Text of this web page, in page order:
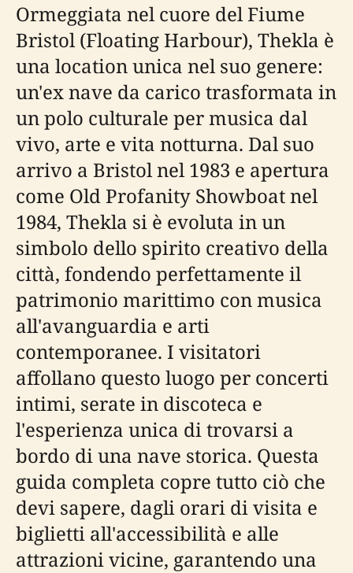
Ormeggiata nel cuore del Fiume
Bristol (Floating Harbour), Thekla è
una location unica nel suo genere:
un'ex nave da carico trasformata in
un polo culturale per musica dal
vivo, arte e vita notturna. Dal suo
arrivo a Bristol nel 1983 e apertura
come Old Profanity Showboat nel
1984, Thekla si è evoluta in un
simbolo dello spirito creativo della
città, fondendo perfettamente il
patrimonio marittimo con musica
all'avanguardia e arti
contemporanee. I visitatori
affollano questo luogo per concerti
intimi, serate in discoteca e
l'esperienza unica di trovarsi a
bordo di una nave storica. Questa
guida completa copre tutto ciò che
devi sapere, dagli orari di visita e
biglietti all'accessibilità e alle
attrazioni vicine, garantendo una